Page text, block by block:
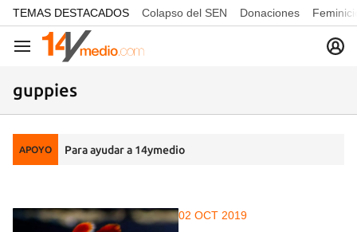
common.go-to-content
TEMAS DESTACADOS Colapso del SEN Donaciones
Navegación
guppies
APOYO Para ayudar a 14ymedio
02 OCT 2019